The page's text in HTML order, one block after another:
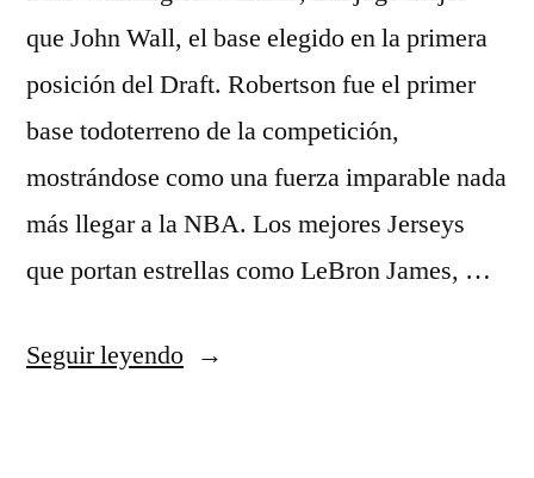
que John Wall, el base elegido en la primera
posición del Draft. Robertson fue el primer
base todoterreno de la competición,
mostrándose como una fuerza imparable nada
más llegar a la NBA. Los mejores Jerseys
que portan estrellas como LeBron James, …
Seguir leyendo«camiseta